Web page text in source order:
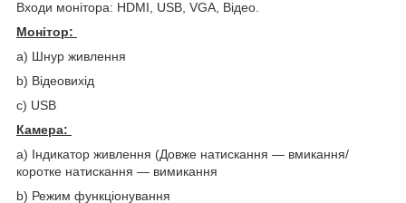
Входи монітора: HDMI, USB, VGA, Відео.
Монітор:
а) Шнур живлення
b) Відеовихід
с) USB
Камера:
a) Індикатор живлення (Довже натискання — вмикання/
коротке натискання — вимикання
b) Режим функціонування